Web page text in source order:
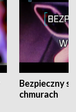
Bezpieczny
chmurach